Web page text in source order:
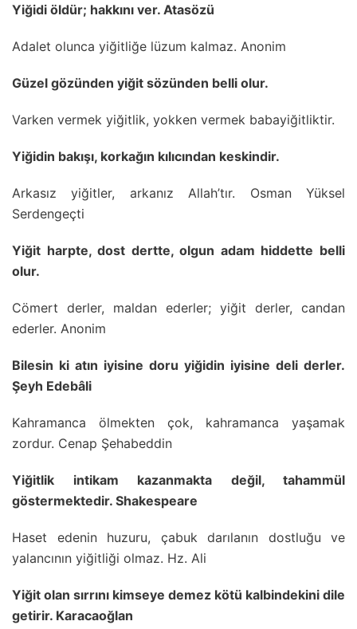
Yiğidi öldür; hakkını ver. Atasözü
Adalet olunca yiğitliğe lüzum kalmaz. Anonim
Güzel gözünden yiğit sözünden belli olur.
Varken vermek yiğitlik, yokken vermek babayiğitliktir.
Yiğidin bakışı, korkağın kılıcından keskindir.
Arkasız yiğitler, arkanız Allah’tır. Osman Yüksel
Serdengeçti
Yiğit harpte, dost dertte, olgun adam hiddette belli
olur.
Cömert derler, maldan ederler; yiğit derler, candan
ederler. Anonim
Bilesin ki atın iyisine doru yiğidin iyisine deli derler.
Şeyh Edebâli
Kahramanca ölmekten çok, kahramanca yaşamak
zordur. Cenap Şehabeddin
Yiğitlik intikam kazanmakta değil, tahammül
göstermektedir. Shakespeare
Haset edenin huzuru, çabuk darılanın dostluğu ve
yalancının yiğitliği olmaz. Hz. Ali
Yiğit olan sırrını kimseye demez kötü kalbindekini dile
getirir. Karacaoğlan